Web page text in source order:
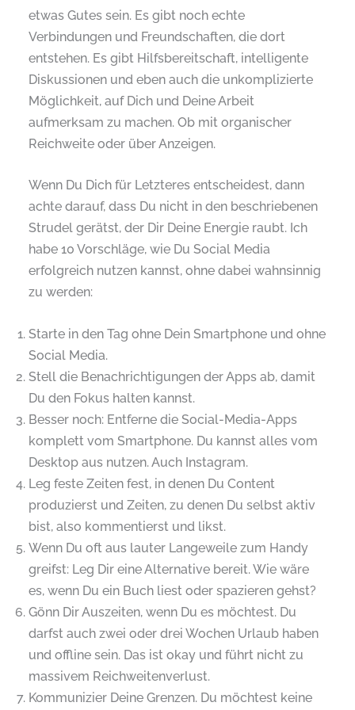
etwas Gutes sein. Es gibt noch echte
Verbindungen und Freundschaften, die dort
entstehen. Es gibt Hilfsbereitschaft, intelligente
Diskussionen und eben auch die unkomplizierte
Möglichkeit, auf Dich und Deine Arbeit
aufmerksam zu machen. Ob mit organischer
Reichweite oder über Anzeigen.
Wenn Du Dich für Letzteres entscheidest, dann
achte darauf, dass Du nicht in den beschriebenen
Strudel gerätst, der Dir Deine Energie raubt. Ich
habe 10 Vorschläge, wie Du Social Media
erfolgreich nutzen kannst, ohne dabei wahnsinnig
zu werden:
Starte in den Tag ohne Dein Smartphone und ohne
Social Media.
Stell die Benachrichtigungen der Apps ab, damit
Du den Fokus halten kannst.
Besser noch: Entferne die Social-Media-Apps
komplett vom Smartphone. Du kannst alles vom
Desktop aus nutzen. Auch Instagram.
Leg feste Zeiten fest, in denen Du Content
produzierst und Zeiten, zu denen Du selbst aktiv
bist, also kommentierst und likst.
Wenn Du oft aus lauter Langeweile zum Handy
greifst: Leg Dir eine Alternative bereit. Wie wäre
es, wenn Du ein Buch liest oder spazieren gehst?
Gönn Dir Auszeiten, wenn Du es möchtest. Du
darfst auch zwei oder drei Wochen Urlaub haben
und offline sein. Das ist okay und führt nicht zu
massivem Reichweitenverlust.
Kommunizier Deine Grenzen. Du möchtest keine